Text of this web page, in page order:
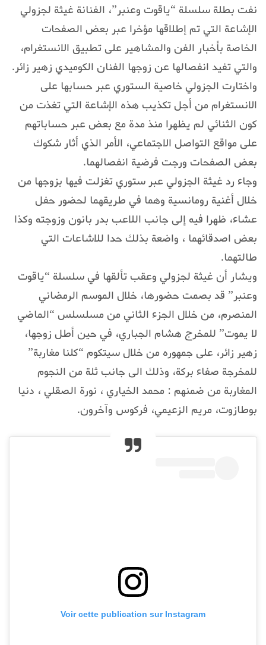
نفت بطلة سلسلة “ياقوت وعنبر”، الفنانة غيثة لجزولي
الإشاعة التي تم إطلاقها مؤخرا عبر بعض الصفحات
الخاصة بأخبار الفن والمشاهير على تطبيق الانستغرام،
والتي تفيد انفصالها عن زوجها الفنان الكوميدي زهير زائر.
واختارت الجزولي خاصية الستوري عبر حسابها على
الانستغرام من أجل تكذيب هذه الإشاعة التي تغذت من
كون الثنائي لم يظهرا منذ مدة مع بعض عبر حساباتهم
على مواقع التواصل الاجتماعي، الأمر الذي أثار شكوك
بعض الصفحات ورجت فرضية انفصالهما.
وجاء رد غيثة الجزولي عبر ستوري تغزلت فيها بزوجها من
خلال أغنية رومانسية وهما في طريقهما لحضور حفل
عشاء، ظهرا فيه إلى جانب اللاعب بدر بانون وزوجته وكذا
بعض اصدقائهما ، واضعة بذلك حدا للاشاعات التي
طالتهما.
ويشار أن غيثة لجزولي وعقب تألقها في سلسلة “ياقوت
وعنبر” قد بصمت حضورها، خلال الموسم الرمضاني
المنصرم، من خلال الجزء الثاني من مسلسلس “الماضي
لا يموت” للمخرج هشام الجباري، في حين أطل زوجها،
زهير زائر، على جمهوره من خلال سيتكوم “كلنا مغاربة”
للمخرجة صفاء بركة، وذلك الى جانب ثلة من النجوم
المغاربة من ضمنهم : محمد الخياري ، نورة الصقلي ، دنيا
بوطازوت، مريم الزعيمي، فركوس وآخرون.
Voir cette publication sur Instagram